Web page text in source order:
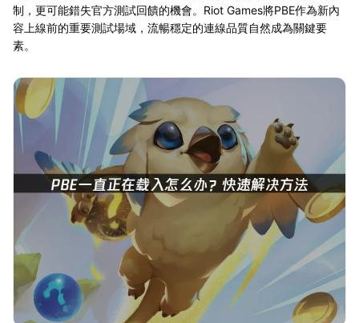
制，更可能錯失官方測試回饋的機會。Riot Games將PBE作為新內
容上線前的重要測試場域，流暢穩定的連線品質自然成為關鍵要
素。